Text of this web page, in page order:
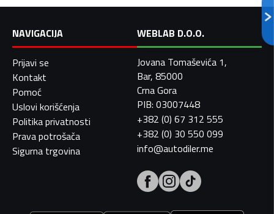
NAVIGACIJA
Prijavi se
Kontakt
Pomoć
Uslovi korišćenja
Politika privatnosti
Prava potrošača
Sigurna trgovina
WEBLAB D.O.O.
Jovana Tomaševića 1,
Bar, 85000
Crna Gora
PIB: 03007448
+382 (0) 67 312 555
+382 (0) 30 550 099
info@autodiler.me